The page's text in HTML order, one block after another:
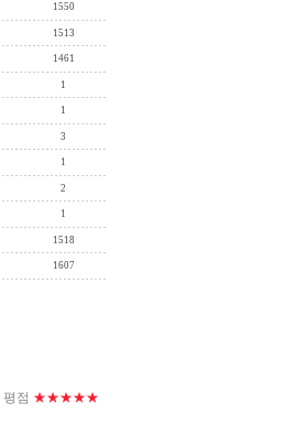
1550
1513
1461
1
1
3
1
2
1
1518
1607
평점 ★★★★★